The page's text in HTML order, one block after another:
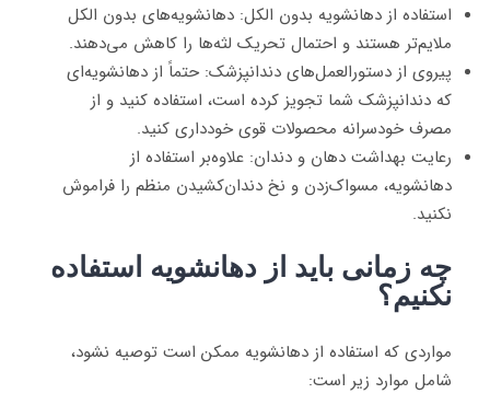
استفاده از دهانشویه بدون الکل: دهانشویه‌های بدون الکل
ملایم‌تر هستند و احتمال تحریک لثه‌ها را کاهش می‌دهند.
پیروی از دستورالعمل‌های دندانپزشک: حتماً از دهانشویه‌ای
که دندانپزشک شما تجویز کرده است، استفاده کنید و از
مصرف خودسرانه محصولات قوی خودداری کنید.
رعایت بهداشت دهان و دندان: علاوه‌بر استفاده از
دهانشویه، مسواک‌زدن و نخ دندان‌کشیدن منظم را فراموش
نکنید.
چه زمانی باید از دهانشویه استفاده
نکنیم؟
مواردی که استفاده از دهانشویه ممکن است توصیه نشود،
شامل موارد زیر است: